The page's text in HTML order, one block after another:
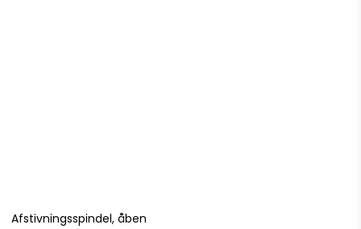
Afstivningsspindel, åben